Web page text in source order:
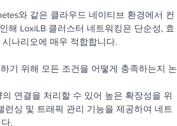
와 같은 클라우드 네이티브 환경에서 컨
해 LoxiLB 클러스터 네트워킹은 단순성, 효
나리오에 매우 적합합니다.
기 위해 모든 조건을 어떻게 충족하는지 논
연결을 처리할 수 있어 높은 확장성을 위
싱 및 트래픽 관리 기능을 제공하여 네트
.